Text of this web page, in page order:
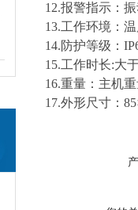
12.报警指示：
13.工作环境：
14.防护等级：
15.工作时长:大
16.重量：主机
1 7.外形尺寸：